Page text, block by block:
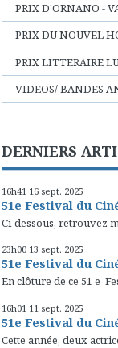
PRIX D'ORNANO -
PRIX DU NOUVEL
PRIX LITTERAIRE
VIDEOS/ BANDES
DERNIERS
16h41 16 sept. 2025
51e Festival du
Ci-dessous, retrouvez
23h00 13 sept. 2025
51e Festival du
En clôture de ce 51 e
16h01 11 sept. 2025
51e Festival du
Cette année, deux